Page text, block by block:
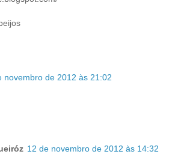
novembro de 2012 às 21:02
12 de novembro de 2012 às 14:32